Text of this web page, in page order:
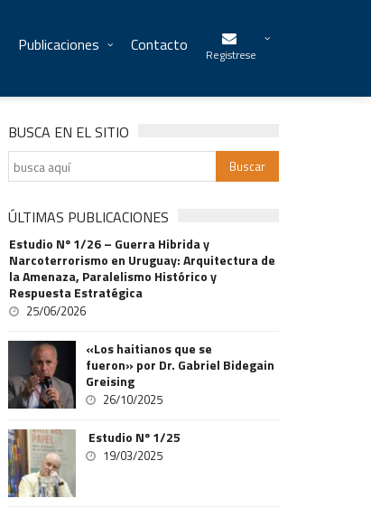
Publicaciones Contacto Registrese
BUSCA EN EL SITIO
ÚLTIMAS PUBLICACIONES
Estudio Nº 1/26 – Guerra Hibrida y
Narcoterrorismo en Uruguay: Arquitectura de
la Amenaza, Paralelismo Histórico y
Respuesta Estratégica
25/06/2026
«Los haitianos que se
fueron» por Dr. Gabriel Bidegain
Greising
26/10/2025
Estudio Nº 1/25
19/03/2025